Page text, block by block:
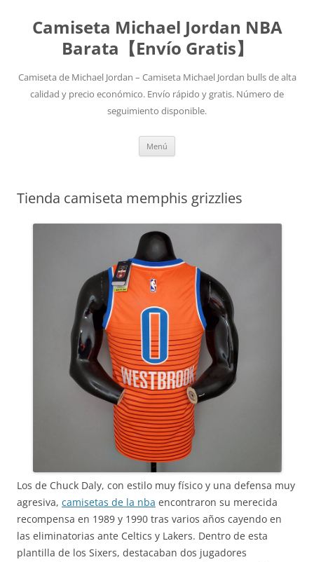
Camiseta Michael Jordan NBA
Barata【Envío Gratis】
Camiseta de Michael Jordan – Camiseta Michael Jordan bulls de alta
calidad y precio económico. Envío rápido y gratis. Número de
seguimiento disponible.
Menú
Tienda camiseta memphis grizzlies
Los de Chuck Daly, con estilo muy físico y una defensa muy
agresiva, camisetas de la nba encontraron su merecida
recompensa en 1989 y 1990 tras varios años cayendo en
las eliminatorias ante Celtics y Lakers. Dentro de esta
plantilla de los Sixers, destacaban dos jugadores